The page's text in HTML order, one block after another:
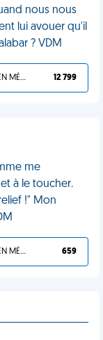
nous nous
lui avouer qu'il
? VDM
TU L'AS BIEN MÉRITÉ 12 799
me
à le toucher.
!" Mon
TU L'AS BIEN MÉRITÉ 659